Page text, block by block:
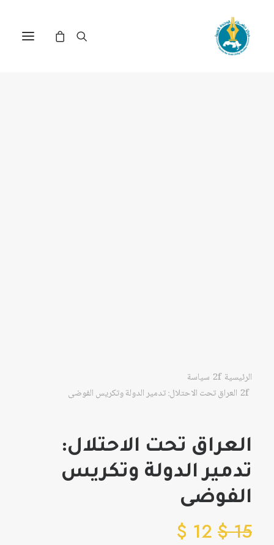
الرئيسية
سياسة
العراق تحت الاحتلال: تدمير الدولة وتكريس الفوضى
العراق تحت الاحتلال:
تدمير الدولة وتكريس
الفوضى
15
$
12
$